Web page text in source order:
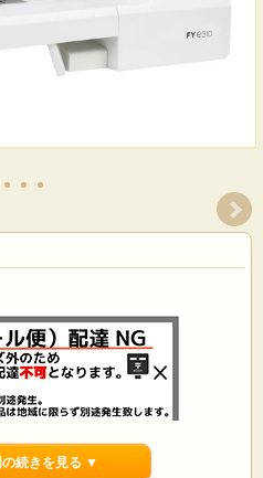
t ロングテーブルタ
続きを見る ▼